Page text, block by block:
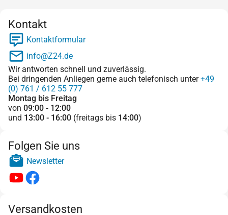
Kontakt
Kontaktformular
info@Z24.de
Wir antworten schnell und zuverlässig.
Bei dringenden Anliegen gerne auch telefonisch unter+49
(0) 761 / 612 55 777
Montag bis Freitag
von 09:00 - 12:00
und 13:00 - 16:00 (freitags bis 14:00)
Folgen Sie uns
Newsletter
Versandkosten